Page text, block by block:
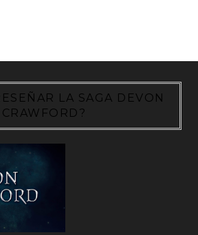
LA SAGA DEVON
CRAWFORD?